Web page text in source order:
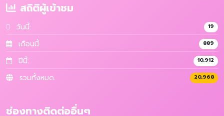
สถิติผู้เข้าชม
วันนี้: 19
เดือนนี้: 889
ปีนี้: 10,912
รวมทั้งหมด: 20,968
ช่องทางติดต่ออื่นๆ